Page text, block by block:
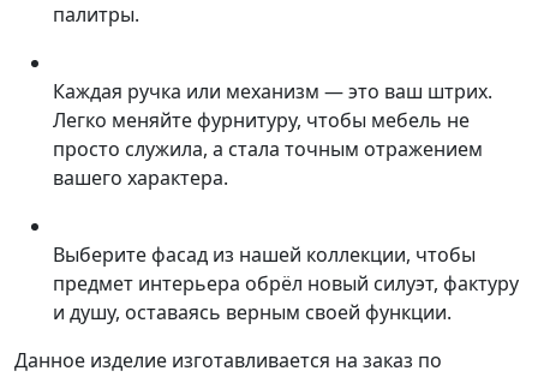
палитры.
Каждая ручка или механизм — это ваш штрих.
Легко меняйте фурнитуру, чтобы мебель не
просто служила, а стала точным отражением
вашего характера.
Выберите фасад из нашей коллекции, чтобы
предмет интерьера обрёл новый силуэт, фактуру
и душу, оставаясь верным своей функции.
Данное изделие изготавливается на заказ по